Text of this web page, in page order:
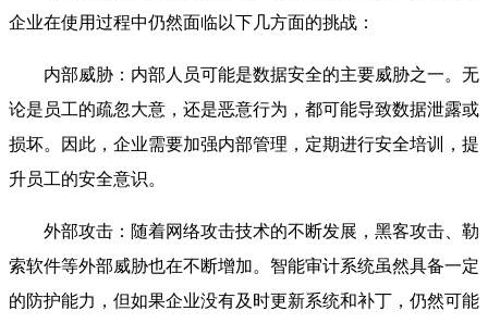
企业在使用过程中仍然面临以下几方面的挑战：
内部威胁：内部人员可能是数据安全的主要威胁之一。无
论是员工的疏忽大意，还是恶意行为，都可能导致数据泄露或
损坏。因此，企业需要加强内部管理，定期进行安全培训，提
升员工的安全意识。
外部攻击：随着网络攻击技术的不断发展，黑客攻击、勒
索软件等外部威胁也在不断增加。智能审计系统虽然具备一定
的防护能力，但如果企业没有及时更新系统和补丁，仍然可能